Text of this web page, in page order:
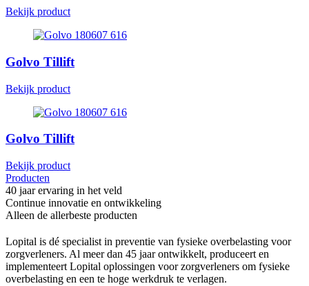
Bekijk product
Golvo Tillift
Bekijk product
Golvo Tillift
Bekijk product
Producten
40 jaar ervaring in het veld
Continue innovatie en ontwikkeling
Alleen de allerbeste producten
Lopital is dé specialist in preventie van fysieke overbelasting voor
zorgverleners. Al meer dan 45 jaar ontwikkelt, produceert en
implementeert Lopital oplossingen voor zorgverleners om fysieke
overbelasting en een te hoge werkdruk te verlagen.